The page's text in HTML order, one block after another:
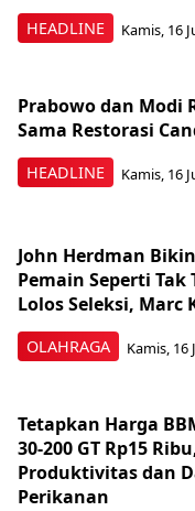
HEADLINE Kamis, 16
HEADLINE
Prabowo dan Modi
Sama Restorasi
Kamis, 16
OLAHRAGA
John Herdman
Pemain Seperti
Lolos Seleksi, Marc
Kamis, 16
Tetapkan Harga
30-200 GT Rp15
Produktivitas dan
Perikanan